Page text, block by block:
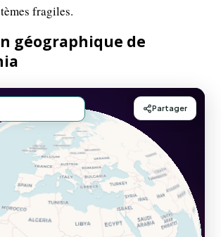
fragiles.
géographique de